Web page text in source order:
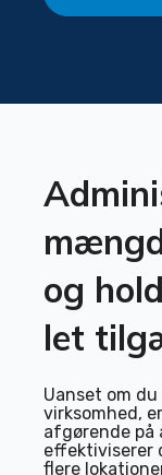
og
let
Uanset om
virksomhed,
afgørende på
effektiviserer
flere